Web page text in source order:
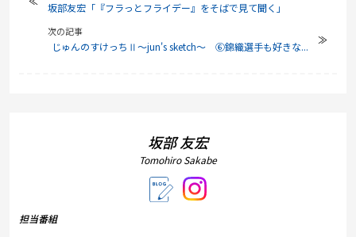
坂部友宏「『フラっとフライデー』をそばで見て聞く」
次の記事
じゅんのすけっちⅡ～jun's sketch～ ⑥錦織選手も好きな...
坂部 友宏
Tomohiro Sakabe
担当番組